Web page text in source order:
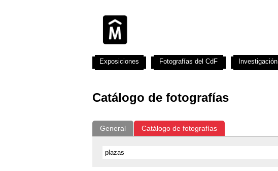
Catálogo de fotografías
General Catálogo de fotografías
Exposiciones Fotografías del CdF Investigación